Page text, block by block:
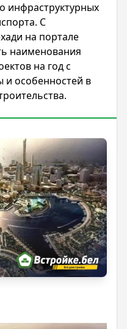
инфраструктурных
С
на портале
наименования
на год с
и особенностей в